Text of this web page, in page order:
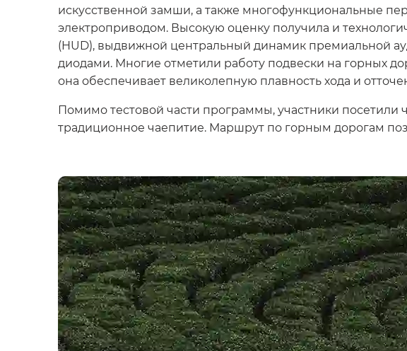
искусственной замши, а также многофункциональные
электроприводом. Высокую оценку получила и
(HUD), выдвижной центральный динамик премиальной
диодами. Многие отметили работу подвески на горных
она обеспечивает великолепную плавность хода и
Помимо тестовой части программы, участники посетили
традиционное чаепитие. Маршрут по горным дорогам